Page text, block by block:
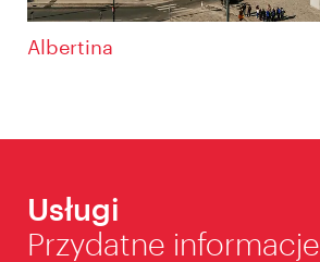
Albertina
Usługi
Przydatne informacje